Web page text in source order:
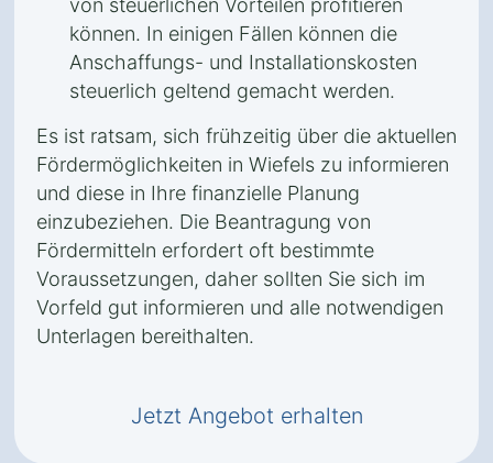
von steuerlichen Vorteilen profitieren
können. In einigen Fällen können die
Anschaffungs- und Installationskosten
steuerlich geltend gemacht werden.
Es ist ratsam, sich frühzeitig über die aktuellen
Fördermöglichkeiten in Wiefels zu informieren
und diese in Ihre finanzielle Planung
einzubeziehen. Die Beantragung von
Fördermitteln erfordert oft bestimmte
Voraussetzungen, daher sollten Sie sich im
Vorfeld gut informieren und alle notwendigen
Unterlagen bereithalten.
Jetzt Angebot erhalten